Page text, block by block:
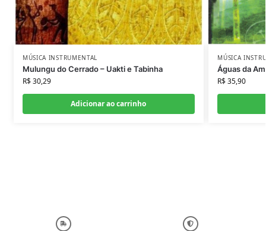
MÚSICA INSTRUMENTAL
Mulungu do Cerrado – Uakti e Tabinha
R$30,29
Adicionar ao carrinho
MÚSICA
Águas da
R$35,90